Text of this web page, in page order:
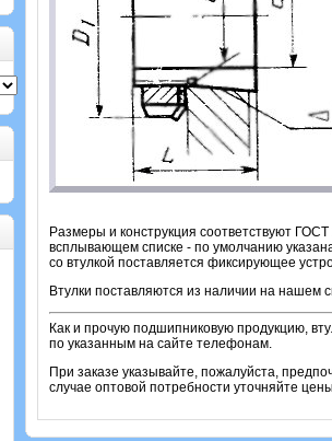
Размеры и конструкция соответствуют
всплывающем списке - по умолчанию
со втулкой поставляется фиксирующее
Втулки поставляются из наличии на нашем
Как и прочую подшипниковую продукцию,
по указанным на сайте телефонам.
При заказе указывайте, пожалуйста,
случае оптовой потребности уточняйте